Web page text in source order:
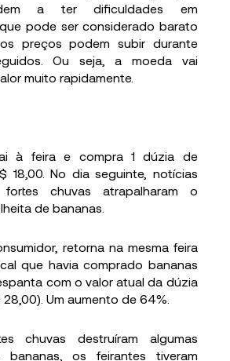
a ter dificuldades em
pode ser considerado barato
preços podem subir durante
Ou seja, a moeda vai
muito rapidamente.
à feira e compra 1 dúzia de
18,00. No dia seguinte, notícias
chuvas atrapalharam o
de bananas.
retorna na mesma feira
que havia comprado bananas
com o valor atual da dúzia
Um aumento de 64%.
chuvas destruíram algumas
bananas, os feirantes tiveram